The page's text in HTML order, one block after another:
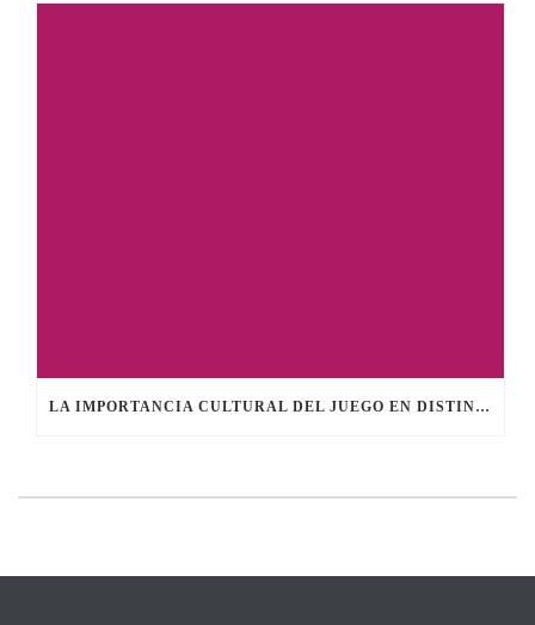
LA IMPORTANCIA CULTURAL DEL JUEGO EN DISTINTAS SOCIEDADES